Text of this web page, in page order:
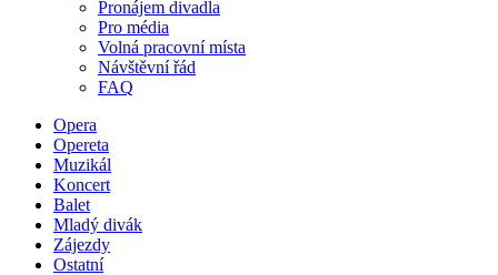
Pronájem divadla
Pro média
Volná pracovní místa
Návštěvní řád
FAQ
Opera
Opereta
Muzikál
Koncert
Balet
Mladý divák
Zájezdy
Ostatní